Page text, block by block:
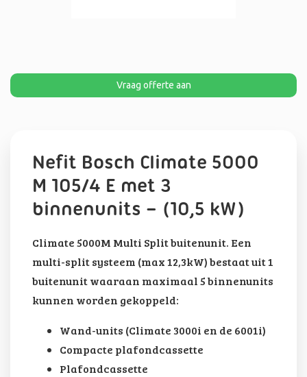
Vraag offerte aan
Nefit Bosch Climate 5000
M 105/4 E met 3
binnenunits – (10,5 kW)
Climate 5000M Multi Split buitenunit. Een
multi-split systeem (max 12,3kW) bestaat uit 1
buitenunit waaraan maximaal 5 binnenunits
kunnen worden gekoppeld:
Wand-units (Climate 3000i en de 6001i)
Compacte plafondcassette
Plafondcassette